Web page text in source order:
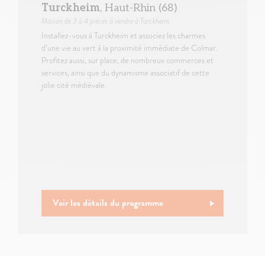
Turckheim, Haut-Rhin (68)
Maison de 3 à 4 pièces à vendre à Turckheim
Installez-vous à Turckheim et associez les charmes
d’une vie au vert à la proximité immédiate de Colmar.
Profitez aussi, sur place, de nombreux commerces et
services, ainsi que du dynamisme associatif de cette
jolie cité médiévale.
Voir les détails du programme